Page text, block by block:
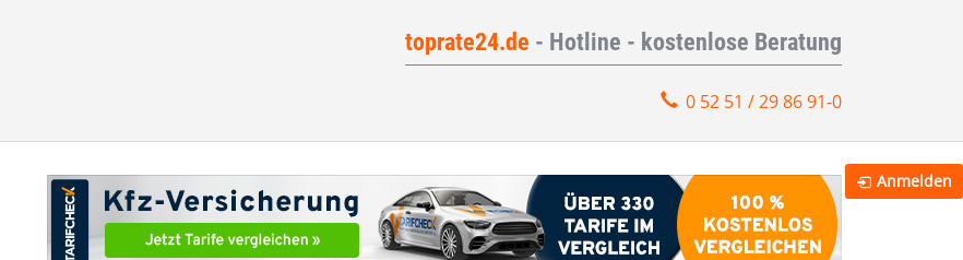
toprate24.de - Hotline - kostenlose Beratung
0 52 51 / 29 86 91-0
Anmelden